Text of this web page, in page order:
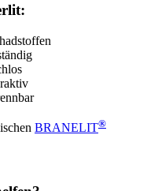
BRANELIT®